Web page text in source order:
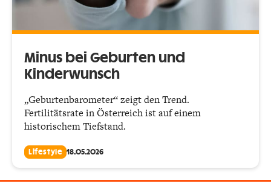
Minus bei Geburten und
Kinderwunsch
„Geburtenbarometer“ zeigt den Trend.
Fertilitätsrate in Österreich ist auf einem
historischem Tiefstand.
Lifestyle 18.05.2026